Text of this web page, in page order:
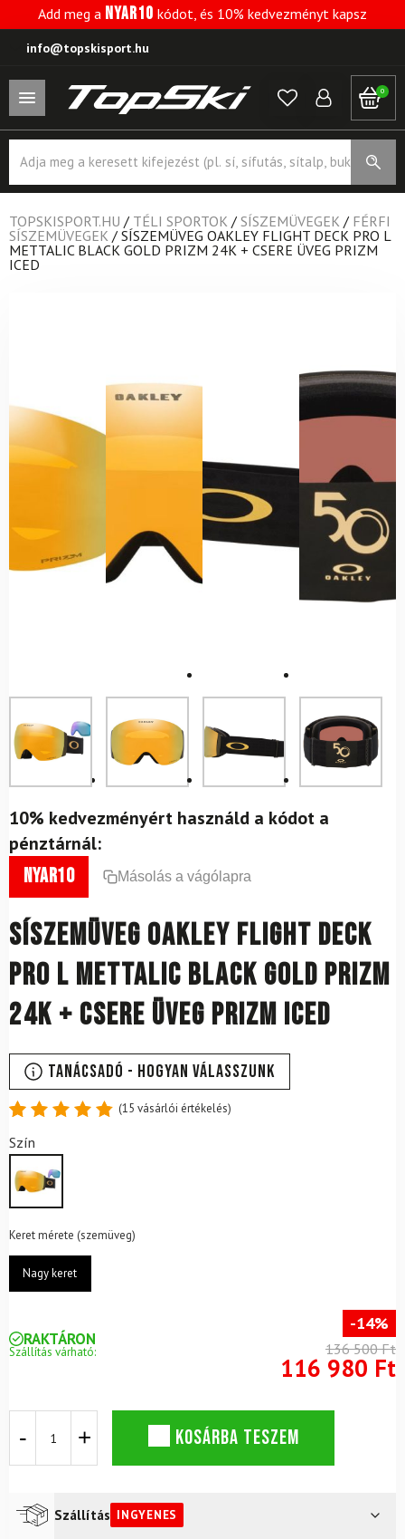
Add meg a NYAR10 kódot, és 10% kedvezményt kapsz
info@topskisport.hu
0
search
TOPSKISPORT.HU / TÉLI SPORTOK / SÍSZEMÜVEGEK / FÉRFI
SÍSZEMÜVEGEK / SÍSZEMÜVEG OAKLEY FLIGHT DECK PRO L
METTALIC BLACK GOLD PRIZM 24K + CSERE ÜVEG PRIZM
ICED
10% kedvezményért használd a kódot a
pénztárnál:
nyar10 Másolás a vágólapra
Síszemüveg OAKLEY Flight Deck
Pro L Mettalic Black Gold Prizm
24K + csere üveg Prizm Iced
Tanácsadó - Hogyan válasszunk
4.87
5-ből,
értékelés
(15 vásárlói értékelés)
Szín
Keret mérete (szemüveg)
Nagy keret
RAKTÁRON
Szállítás várható:
-14%
136 500 Ft
116 980 Ft
OAKLEY
Mettalic
KOSÁRBA TESZEM
Szállítás INGYENES